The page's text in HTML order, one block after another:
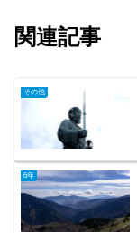
関連記事
その他
6年